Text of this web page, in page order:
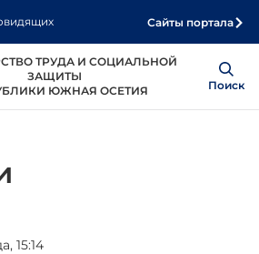
Сайты портала
ТРУДА И СОЦИАЛЬНОЙ
ЗАЩИТЫ
ЮЖНАЯ ОСЕТИЯ
Show
Поиск
15:14